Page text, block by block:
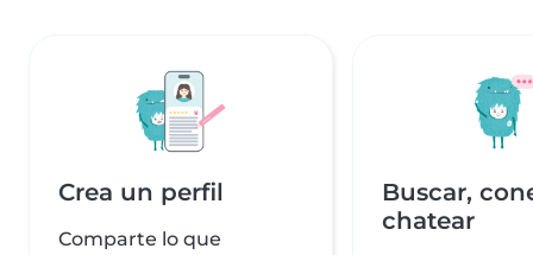
Crea un perfil
Comparte lo que
Buscar,
chatear